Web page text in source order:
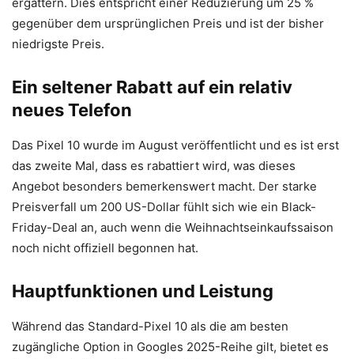
gegenüber dem ursprünglichen Preis und ist der bisher
niedrigste Preis.
Ein seltener Rabatt auf ein relativ
neues Telefon
Das Pixel 10 wurde im August veröffentlicht und es ist erst
das zweite Mal, dass es rabattiert wird, was dieses
Angebot besonders bemerkenswert macht. Der starke
Preisverfall um 200 US-Dollar fühlt sich wie ein Black-
Friday-Deal an, auch wenn die Weihnachtseinkaufssaison
noch nicht offiziell begonnen hat.
Hauptfunktionen und Leistung
Während das Standard-Pixel 10 als die am besten
zugängliche Option in Googles 2025-Reihe gilt, bietet es